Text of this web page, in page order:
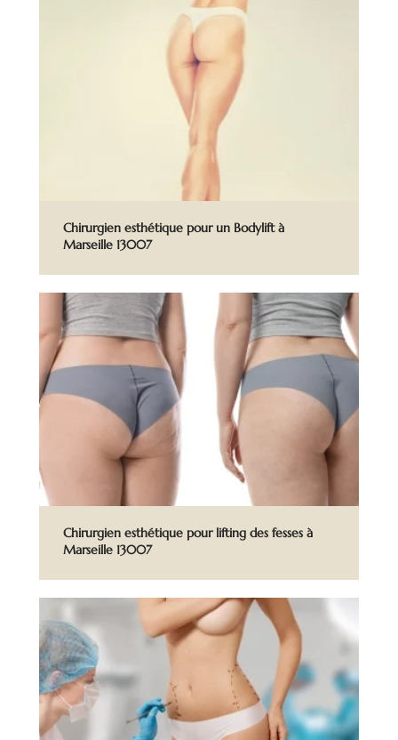
Chirurgien esthétique pour un Bodylift à
Marseille 13007
Chirurgien esthétique pour lifting des fesses à
Marseille 13007